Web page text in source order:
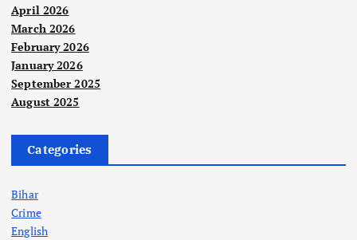
April 2026
March 2026
February 2026
January 2026
September 2025
August 2025
Categories
Bihar
Crime
English